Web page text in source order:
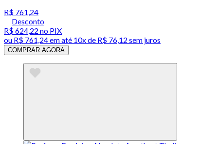
R$ 761,24
Desconto
R$ 624,22 no PIX
ou R$ 761,24em até 10x de R$ 76,12 sem juros
COMPRAR AGORA